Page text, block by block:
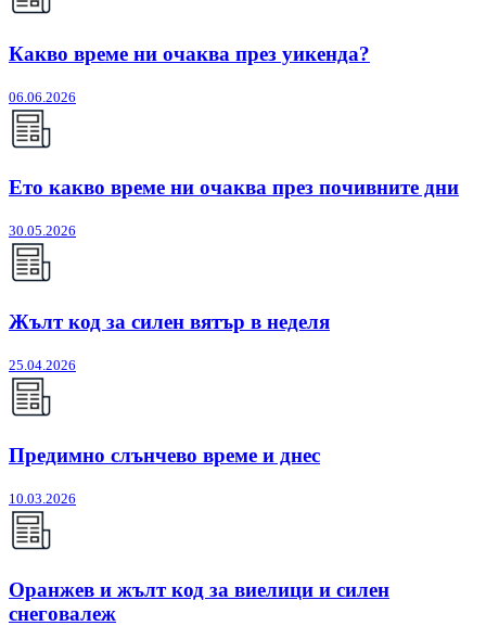
Какво време ни очаква през уикенда?
06.06.2026
Ето какво време ни очаква през почивните дни
30.05.2026
Жълт код за силен вятър в неделя
25.04.2026
Предимно слънчево време и днес
10.03.2026
Оранжев и жълт код за виелици и силен
снеговалеж